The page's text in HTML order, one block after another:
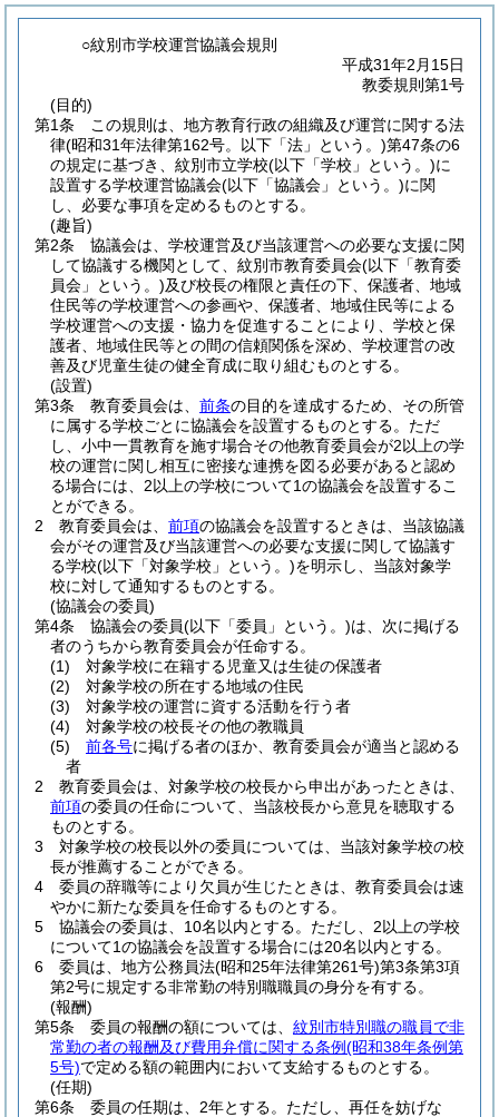
○紋別市学校運営協議会規則
平成31年2月15日
教委規則第1号
(目的)
第1条
この規則は、地方教育行政の組織及び運営に関する法
律(昭和31年法律第162号。以下「法」という。)第47条の6
の規定に基づき、紋別市立学校(以下「学校」という。)に
設置する学校運営協議会(以下「協議会」という。)に関
し、必要な事項を定めるものとする。
(趣旨)
第2条
協議会は、学校運営及び当該運営への必要な支援に関
して協議する機関として、紋別市教育委員会(以下「教育委
員会」という。)及び校長の権限と責任の下、保護者、地域
住民等の学校運営への参画や、保護者、地域住民等による
学校運営への支援・協力を促進することにより、学校と保
護者、地域住民等との間の信頼関係を深め、学校運営の改
善及び児童生徒の健全育成に取り組むものとする。
(設置)
第3条
教育委員会は、 前条の目的を達成するため、その所管
に属する学校ごとに協議会を設置するものとする。 ただ
し、小中一貫教育を施す場合その他教育委員会が2以上の学
校の運営に関し相互に密接な連携を図る必要があると認め
る場合には、2以上の学校について1の協議会を設置するこ
とができる。
2
教育委員会は、 前項の協議会を設置するときは、当該協議
会がその運営及び当該運営への必要な支援に関して協議す
る学校(以下「対象学校」という。)を明示し、当該対象学
校に対して通知するものとする。
(協議会の委員)
第4条
協議会の委員(以下「委員」という。)は、次に掲げる
者のうちから教育委員会が任命する。
(1)
対象学校に在籍する児童又は生徒の保護者
(2)
対象学校の所在する地域の住民
(3)
対象学校の運営に資する活動を行う者
(4)
対象学校の校長その他の教職員
(5)
前各号に掲げる者のほか、教育委員会が適当と認める
者
2
教育委員会は、対象学校の校長から申出があったときは、
前項の委員の任命について、当該校長から意見を聴取する
ものとする。
3
対象学校の校長以外の委員については、当該対象学校の校
長が推薦することができる。
4
委員の辞職等により欠員が生じたときは、教育委員会は速
やかに新たな委員を任命するものとする。
5
協議会の委員は、10名以内とする。 ただし、2以上の学校
について1の協議会を設置する場合には20名以内とする。
6
委員は、地方公務員法(昭和25年法律第261号)第3条第3項
第2号に規定する非常勤の特別職職員の身分を有する。
(報酬)
第5条
委員の報酬の額については、 紋別市特別職の職員で非
常勤の者の報酬及び費用弁償に関する条例(昭和38年条例第
5号)で定める額の範囲内において支給するものとする。
(任期)
第6条
委員の任期は、2年とする。 ただし、再任を妨げな